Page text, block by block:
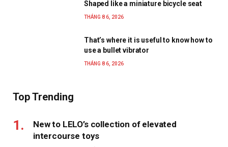
Shaped like a miniature bicycle seat
THÁNG 8 6, 2026
That’s where it is useful to know how to
use a bullet vibrator
THÁNG 8 6, 2026
Top Trending
New to LELO’s collection of elevated
intercourse toys